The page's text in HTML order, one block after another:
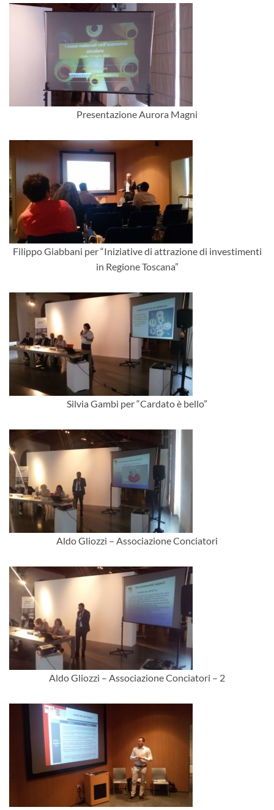
Presentazione Aurora Magni
Filippo Giabbani per “Iniziative di attrazione di investimenti
in Regione Toscana”
Silvia Gambi per “Cardato è bello”
Aldo Gliozzi – Associazione Conciatori
Aldo Gliozzi – Associazione Conciatori – 2